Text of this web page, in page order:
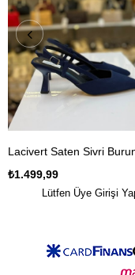
₺1.499,99
Lütfen Üye Girişi